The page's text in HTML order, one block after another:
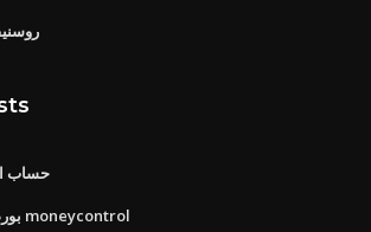
حساب
بورصة فلسطين أنه مؤشر moneycontrol